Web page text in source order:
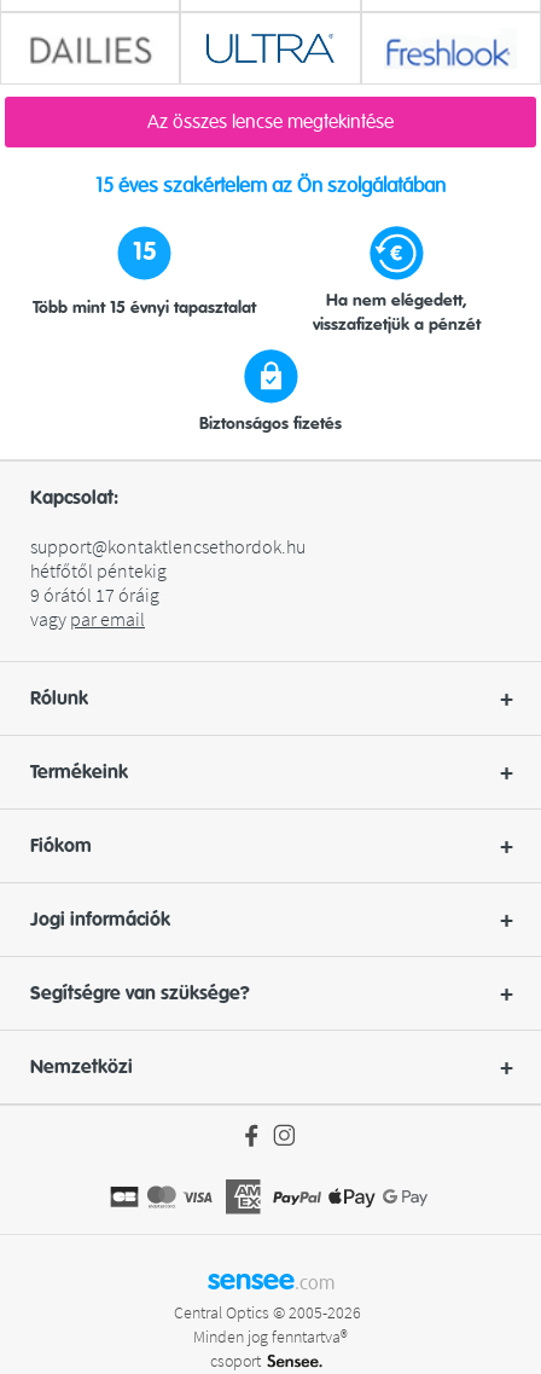
Az összes lencse megtekintése
15 éves szakértelem az Ön szolgálatában
15
Több mint 15 évnyi tapasztalat
Biztonságos fizetés
Ha nem elégedett,
visszafizetjük a pénzét
Kapcsolat:
support@kontaktlencsethordok.hu
hétfőtől péntekig
9 órától 17 óráig
vagy paremail
Rólunk
Termékeink
Fiókom
Jogi információk
Segítségre van szüksége?
Nemzetközi
sensee.com
Central Optics © 2005-2026
Minden jog fenntartva®
csoport